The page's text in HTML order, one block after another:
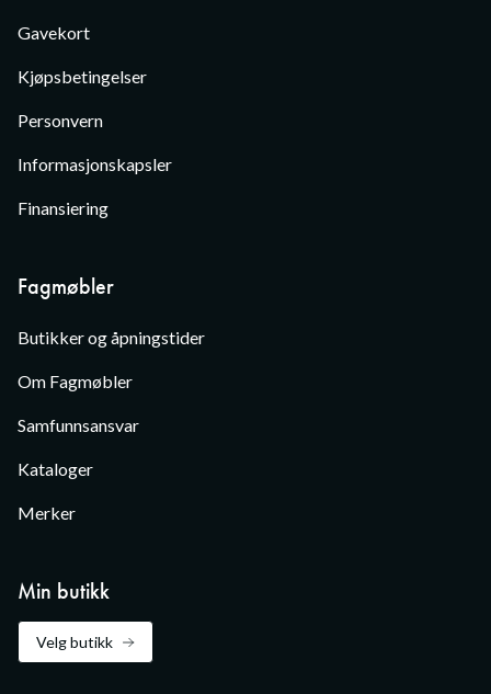
Gavekort
Kjøpsbetingelser
Personvern
Informasjonskapsler
Finansiering
Fagmøbler
Butikker og åpningstider
Om Fagmøbler
Samfunnsansvar
Kataloger
Merker
Min butikk
Velg butikk